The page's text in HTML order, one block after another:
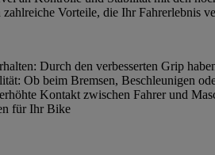
Vorteile, die Ihr Fahrerlebnis
Durch den verbesserten Grip
Ob beim Bremsen, Beschleunigen
Kontakt zwischen Fahrer und
für Ihr Bike